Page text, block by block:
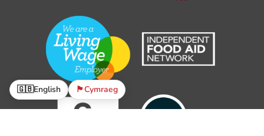
🇬🇧English 🏴󠁧󠁢󠁷󠁬󠁳󠁿Cymraeg